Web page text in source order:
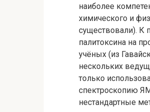
наиболее
химического и
существовали). К
палитоксина на
учёных (из
нескольких
только
спектроскопию
нестандартные